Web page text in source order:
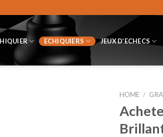
ECHIQUIERS JEUX D’ECHECS
HOME /